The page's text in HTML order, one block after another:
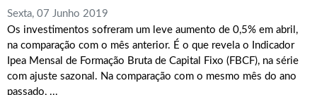
Sexta, 07 Junho 2019
Os investimentos sofreram um leve aumento de 0,5% em abril,
na comparação com o mês anterior. É o que revela o Indicador
Ipea Mensal de Formação Bruta de Capital Fixo (FBCF), na série
com ajuste sazonal. Na comparação com o mesmo mês do ano
passado, ...